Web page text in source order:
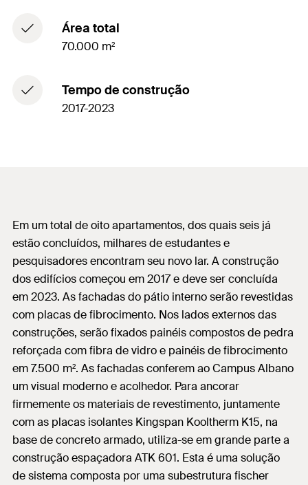
Área total
70.000 m²
Tempo de construção
2017-2023
Em um total de oito apartamentos, dos quais seis já
estão concluídos, milhares de estudantes e
pesquisadores encontram seu novo lar. A construção
dos edifícios começou em 2017 e deve ser concluída
em 2023. As fachadas do pátio interno serão revestidas
com placas de fibrocimento. Nos lados externos das
construções, serão fixados painéis compostos de pedra
reforçada com fibra de vidro e painéis de fibrocimento
em 7.500 m². As fachadas conferem ao Campus Albano
um visual moderno e acolhedor. Para ancorar
firmemente os materiais de revestimento, juntamente
com as placas isolantes Kingspan Kooltherm K15, na
base de concreto armado, utiliza-se em grande parte a
construção espaçadora ATK 601. Esta é uma solução
de sistema composta por uma subestrutura fischer